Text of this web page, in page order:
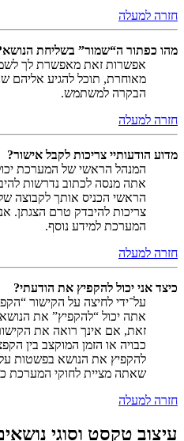
חזרה למעלה
מהו כפתור ה“שמור” בשליחת
אפשרות זאת מאפשרת לך
מאוחרת, תוכל להגיע אליהם
הבקרה למשתמש.
חזרה למעלה
מדוע הודעותיי צריכות לקבל אישור?
המנהל הראשי של המערכת
אתה מנסה לכתוב נדרשות
הראשי הכניס אותך לקבוצה
צריכות להיבדק טרם הצגתן.
המערכת למידע נוסף.
חזרה למעלה
כיצד אני יכול להקפיץ את הודעתי?
על־ידי לחיצה על הקישור
אתה יכול “להקפיץ” את
זאת, אם אינך רואה את
כבויה או הזמן המוקצב בין
להקפיץ את הנושא בפשטות
שאתה מציית לחוקי המערכת
חזרה למעלה
עיצוב טקסט וסוגי